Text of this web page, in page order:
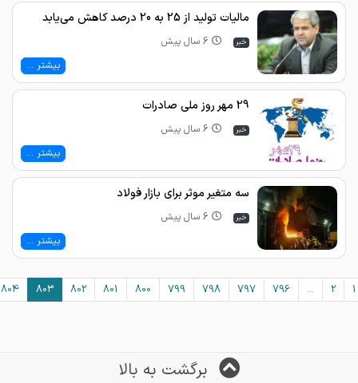
مالیات تولید از 25 به 20 درصد کاهش می‌یابد
خبر
6 سال پیش
بیشتر ...
29 مهر روز ملی صادرات
خبر
6 سال پیش
بیشتر ...
سه متغیر موثر برای بازار فولاد
خبر
6 سال پیش
بیشتر ...
...
796
797
798
799
800
801
802
803
804
›
برگشت به بالا